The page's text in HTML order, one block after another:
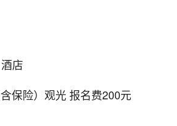
店
保险）观光 报名费200元